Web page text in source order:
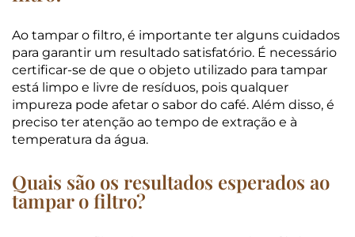
Ao tampar o filtro, é importante ter alguns cuidados
para garantir um resultado satisfatório. É necessário
certificar-se de que o objeto utilizado para tampar
está limpo e livre de resíduos, pois qualquer
impureza pode afetar o sabor do café. Além disso, é
preciso ter atenção ao tempo de extração e à
temperatura da água.
Quais são os resultados esperados ao
tampar o filtro?